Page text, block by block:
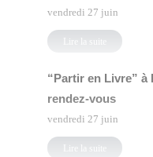
vendredi 27 juin
Lire la suite
“Partir en Livre” à
rendez-vous
vendredi 27 juin
Lire la suite